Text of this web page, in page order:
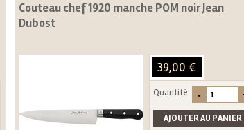
Couteau chef 1920 manche POM noir Jean
Dubost
39,00 €
Quantité